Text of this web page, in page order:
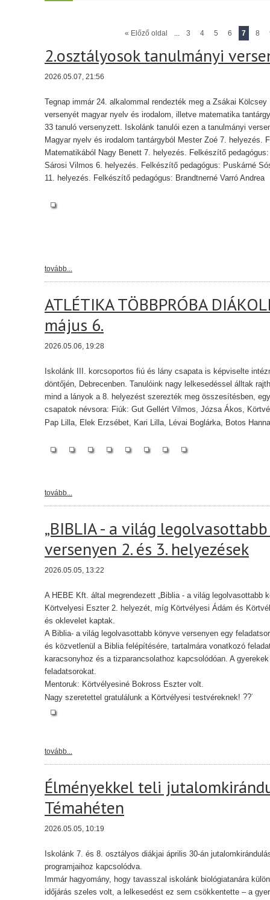
« Előző oldal ... 3 4 5 6 7 8
2.osztályosok tanulmányi
2026.05.07, 21:56
Tegnap immár 24. alkalommal rendezték meg a Zsákai
versenyét magyar nyelv és irodalom, illetve matematika
33 tanuló versenyzett. Iskolánk tanulói ezen a tanulmányi
Magyar nyelv és irodalom tantárgyból Mester Zoé 7. helyezés.
Matematikából Nagy Benett 7. helyezés. Felkészítő
Sárosi Vilmos 6. helyezés. Felkészítő pedagógus: Puskárné
11. helyezés. Felkészítő pedagógus: Brandtnerné Varró Andrea
tovább...
ATLÉTIKA TÖBBPRÓBA
május 6.
2026.05.06, 19:28
Iskolánk III. korcsoportos fiú és lány csapata is képviselte
döntőjén, Debrecenben. Tanulóink nagy lelkesedéssel álltak
mind a lányok a 8. helyezést szerezték meg összesítésben,
csapatok névsora: Fiúk: Gut Gellért Vilmos, Józsa Ákos,
Pap Lilla, Elek Erzsébet, Kari Lilla, Lévai Boglárka, Botos
tovább...
„BIBLIA - a világ
versenyen 2. és 3. helyezések
2026.05.05, 13:22
A HEBE Kft. által megrendezett „Biblia - a világ legolvasottabb
Körtvelyesi Eszter 2. helyezét, míg Körtvélyesi Ádám és
és oklevelet kaptak.
A Biblia- a világ legolvasottabb könyve versenyen egy
és közvetlenül a Biblia felépítésére, tartalmára vonatkozó
karacsonyhoz és a tizparancsolathoz kapcsolódóan. A
feladatsorokat.
Mentoruk: Körtvélyesiné Bokross Eszter volt.
Nagy szeretettel gratulálunk a Körtvélyesi testvéreknek!
tovább...
Élményekkel teli
Témahéten
2026.05.05, 10:19
Iskolánk 7. és 8. osztályos diákjai április 30-án
programjaihoz kapcsolódva.
Immár hagyomány, hogy tavasszal iskolánk biológiatanára
időjárás szeles volt, a lelkesedést ez sem csökkentette – a